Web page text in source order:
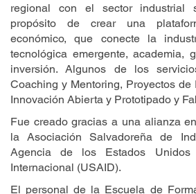
regional con el sector industrial
propósito de crear una
económico, que conecte la
tecnológica emergente, academia,
inversión. Algunos de los
Coaching y Mentoring, Proyectos de
Innovación Abierta y Prototipado y
Fue creado gracias a una alianza
la Asociación Salvadoreña de
Agencia de los Estados
Internacional (USAID).
El personal de la Escuela de